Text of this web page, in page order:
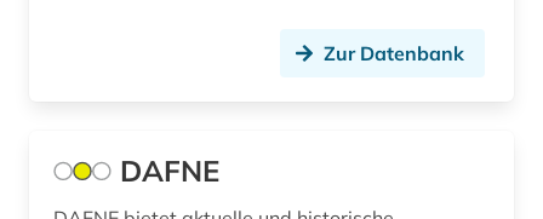
august wilhelm iffland (1)
auktionshaus (2)
Zur Datenbank
DAFNE